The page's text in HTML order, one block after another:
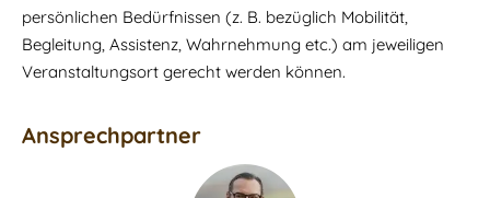
persönlichen Bedürfnissen (z. B. bezüglich Mobilität,
Begleitung, Assistenz, Wahrnehmung etc.) am jeweiligen
Veranstaltungsort gerecht werden können.
Ansprechpartner